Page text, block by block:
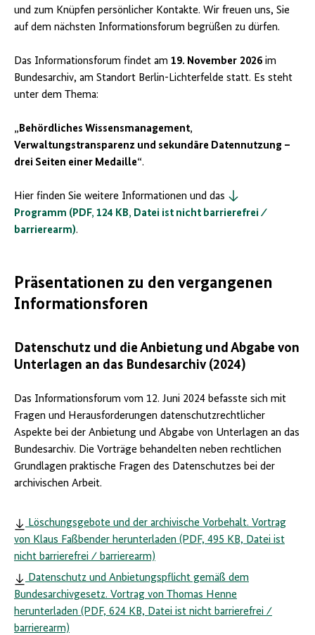
und zum Knüpfen persönlicher Kontakte. Wir freuen uns, Sie
auf dem nächsten Informationsforum begrüßen zu dürfen.
Das Informationsforum findet am 19. November 2026 im
Bundesarchiv, am Standort Berlin-Lichterfelde statt. Es steht
unter dem Thema:
„Behördliches Wissensmanagement,
Verwaltungstransparenz und sekundäre Datennutzung –
drei Seiten einer Medaille“.
Hier finden Sie weitere Informationen und das
Programm (PDF, 124 KB, Datei ist nicht barrierefrei ⁄
barrierearm).
Präsentationen zu den vergangenen
Informationsforen
Datenschutz und die Anbietung und Abgabe von
Unterlagen an das Bundesarchiv (2024)
Das Informationsforum vom 12. Juni 2024 befasste sich mit
Fragen und Herausforderungen datenschutzrechtlicher
Aspekte bei der Anbietung und Abgabe von Unterlagen an das
Bundesarchiv. Die Vorträge behandelten neben rechtlichen
Grundlagen praktische Fragen des Datenschutzes bei der
archivischen Arbeit.
Löschungsgebote und der archivische Vorbehalt. Vortrag
von Klaus Faßbender herunterladen (PDF, 495 KB, Datei ist
nicht barrierefrei ⁄ barrierearm)
Datenschutz und Anbietungspflicht gemäß dem
Bundesarchivgesetz. Vortrag von Thomas Henne
herunterladen (PDF, 624 KB, Datei ist nicht barrierefrei ⁄
barrierearm)